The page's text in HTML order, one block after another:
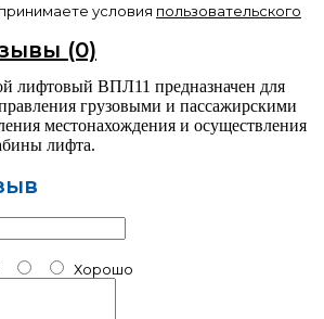
условия пользовательского
(0)
лифтовый ВПЛ11 предназначен для
грузовыми и пассажирскими
местонахождения и осуществления
лифта.
Хорошо